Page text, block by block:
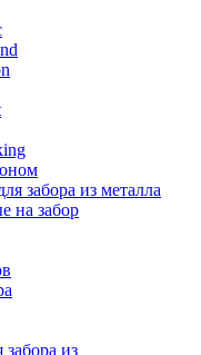
забора из металла
на забор
из